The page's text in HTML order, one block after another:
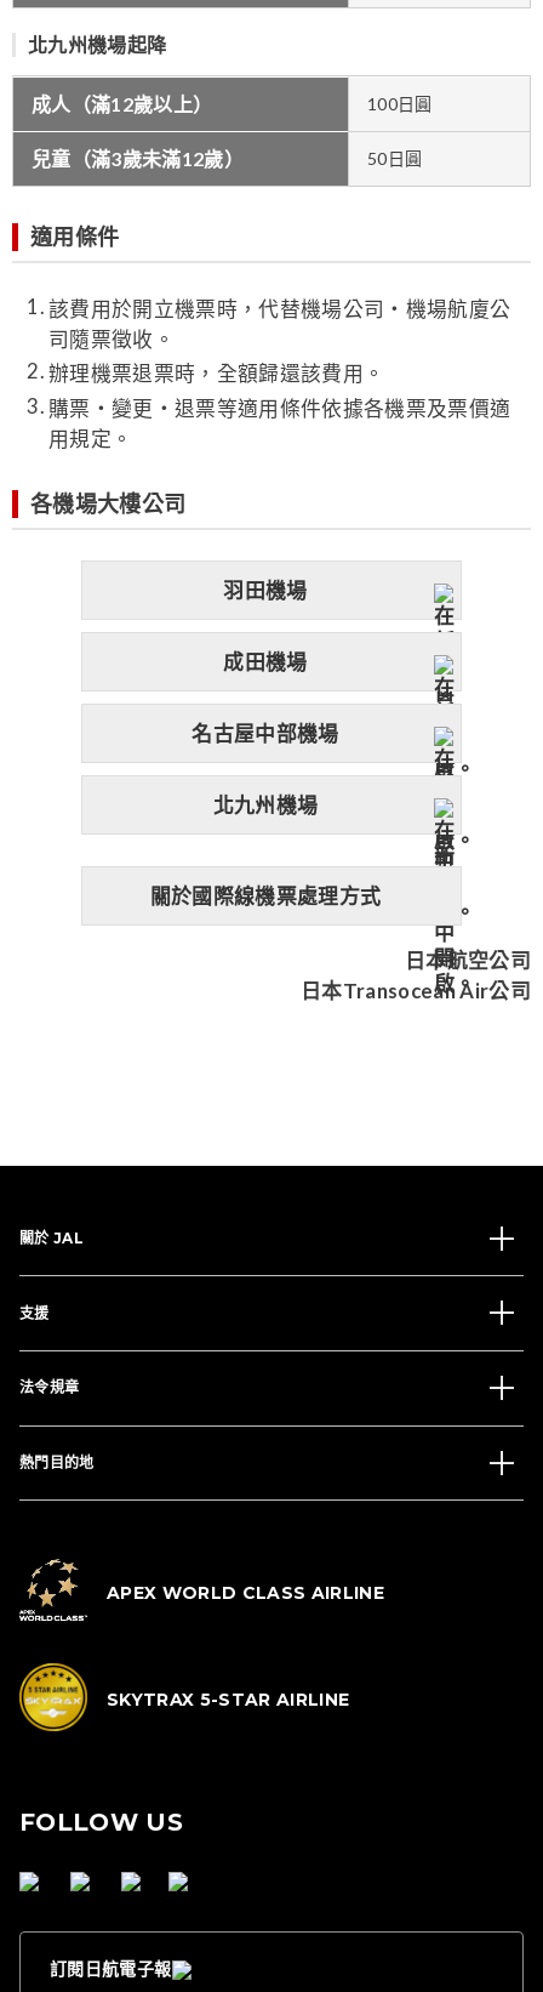
北九州機場起降
成人（滿12歲以上） 100日圓
兒童（滿3歲未滿12歲） 50日圓
適用條件
該費用於開立機票時，代替機場公司・機場航廈公
司隨票徵收。
辦理機票退票時，全額歸還該費用。
購票・變更・退票等適用條件依據各機票及票價適
用規定。
各機場大樓公司
羽田機場
成田機場
名古屋中部機場
北九州機場
關於國際線機票處理方式
日本航空公司
日本Transocean Air公司
關於 JAL
支援
法令規章
熱門目的地
APEX WORLD CLASS AIRLINE
SKYTRAX 5-STAR AIRLINE
FOLLOW US
訂閱日航電子報